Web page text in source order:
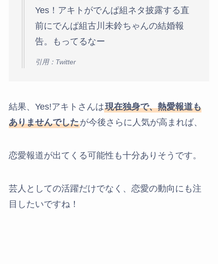
Yes！アキトがでんぱ組ネタ披露する直
前にでんぱ組古川未鈴ちゃんの結婚報
告。もってるなー
引用：Twitter
結果、Yes!アキトさんは現在独身で、熱愛報道も
ありませんでしたが今後さらに人気が高まれば、
恋愛報道が出てくる可能性も十分ありそうです。
芸人としての活躍だけでなく、恋愛の動向にも注
目したいですね！